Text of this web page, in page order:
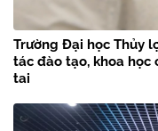
Trường Đại học Thủy
tác đào tạo, khoa học
tai